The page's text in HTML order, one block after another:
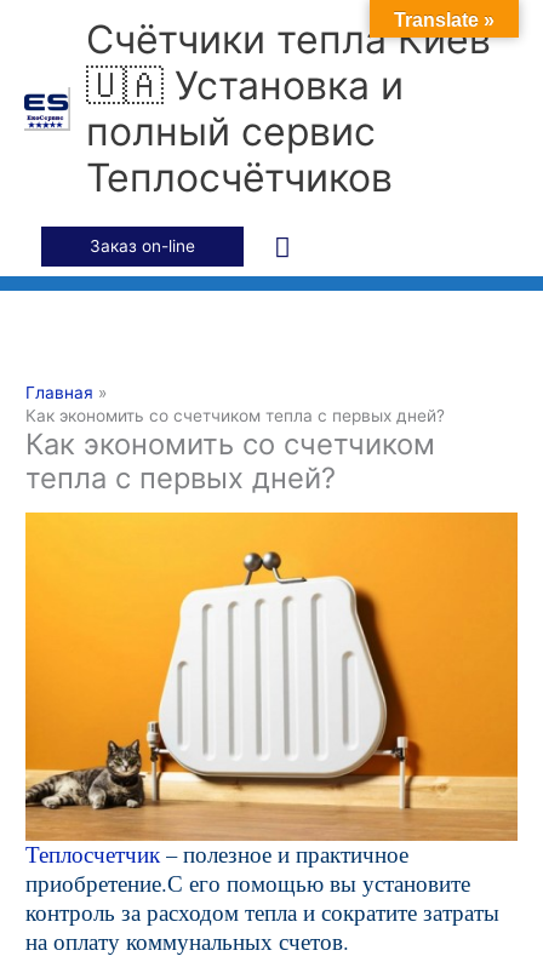
содержимому
Счётчики тепла Киев
🇺🇦 Установка и
полный сервис
Теплосчётчиков
Главное
меню
Заказ on-line
Главная
Как экономить со счетчиком тепла с первых дней?
Как экономить со счетчиком
тепла с первых дней?
Теплосчетчик – полезное и практичное
приобретение.С его помощью вы установите
контроль за расходом тепла и сократите затраты
на оплату коммунальных счетов.
Translate »